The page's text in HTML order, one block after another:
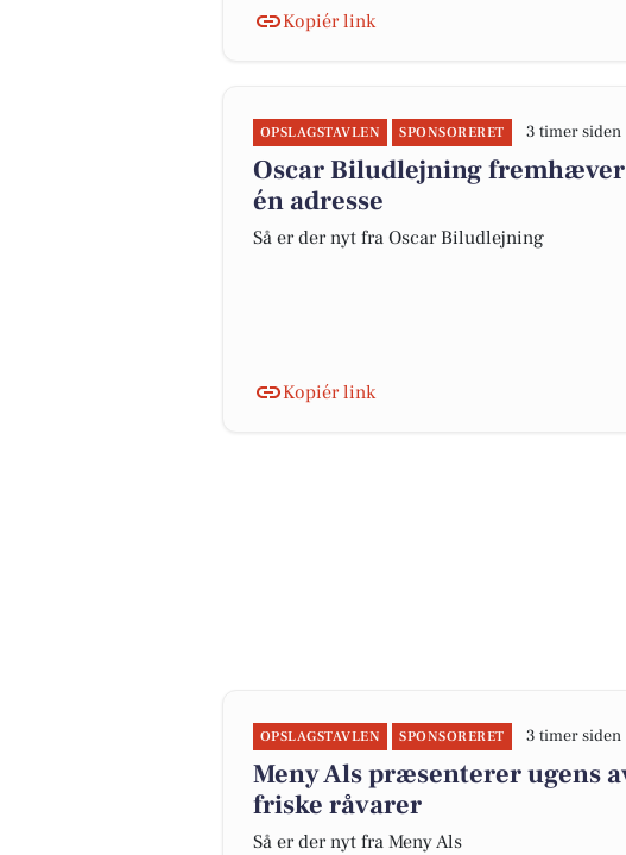
Kopiér link
OPSLAGSTAVLEN SPONSORERET 3 timer siden
Oscar Biludlejning
én adresse
Så er der nyt fra Oscar Biludlejning
Kopiér link
OPSLAGSTAVLEN SPONSORERET 3 timer siden
Meny Als præsenterer ugens
friske råvarer
Så er der nyt fra Meny Als